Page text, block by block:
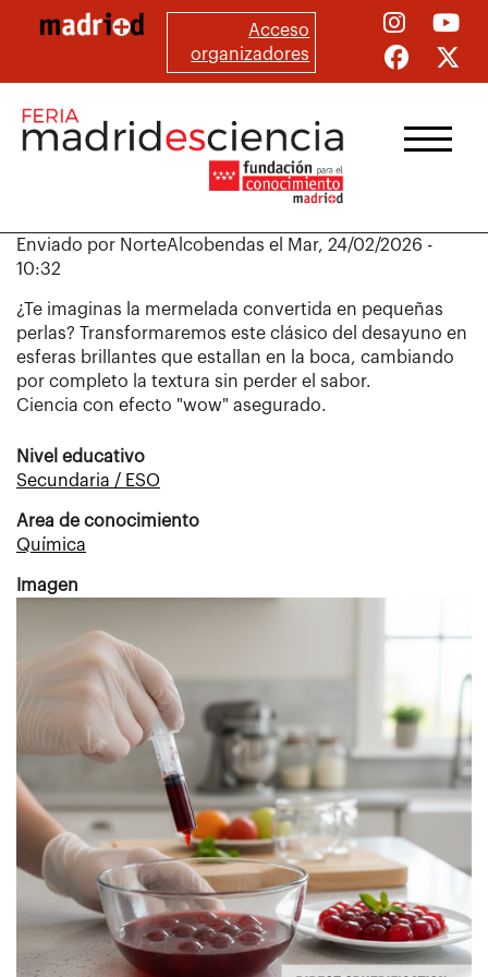
principal
Acceso
organizadores
Enviado por NorteAlcobendas el
Mar, 24/02/2026 -
10:32
¿Te imaginas la mermelada convertida en pequeñas
perlas? Transformaremos este clásico del desayuno en
esferas brillantes que estallan en la boca, cambiando
por completo la textura sin perder el sabor.
Ciencia con efecto "wow" asegurado.
Nivel educativo
Secundaria / ESO
Area de conocimiento
Química
Imagen